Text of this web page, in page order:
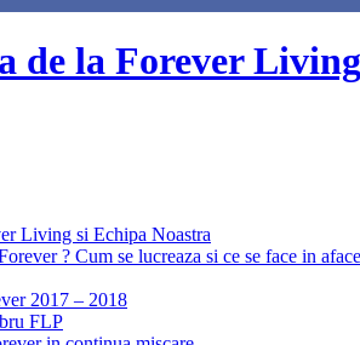
de la Forever
Living si Echipa Noastra
? Cum se lucreaza si ce se face in
2017 – 2018
FLP